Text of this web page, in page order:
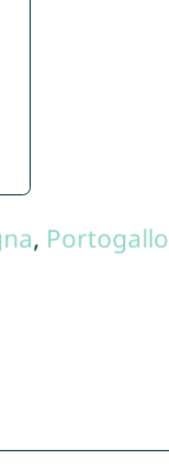
, Portogallo